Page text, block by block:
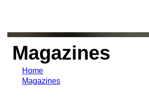
Magazines
Home
Magazines